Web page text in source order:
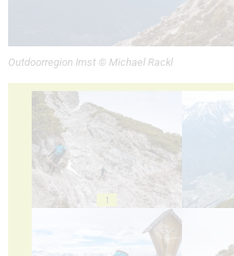
Outdoorregion Imst © Michael Rackl
1